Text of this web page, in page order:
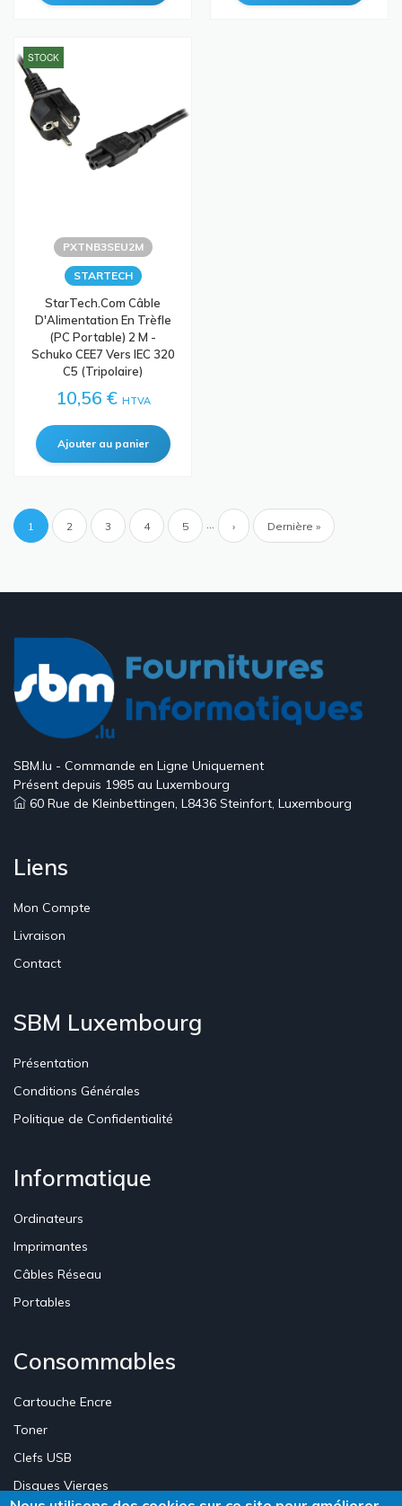
STOCK
PXTNB3SEU2M
STARTECH
StarTech.com Câble
D'Alimentation En Trèfle
(PC Portable) 2 M -
Schuko CEE7 Vers IEC 320
C5 (Tripolaire)
10,56 € HTVA
Pagination
Page
1 Page
2 Page
3 Page
4 Page
5 … Page
› Dernière
Dernière »
SBM.lu - Commande en Ligne Uniquement
Présent depuis 1985 au Luxembourg
60 Rue de Kleinbettingen, L8436 Steinfort, Luxembourg
Liens
Mon Compte
Livraison
Contact
SBM Luxembourg
Présentation
Conditions Générales
Politique de Confidentialité
Informatique
Ordinateurs
Imprimantes
Câbles Réseau
Portables
Consommables
Cartouche Encre
Toner
Clefs USB
Disques Vierges